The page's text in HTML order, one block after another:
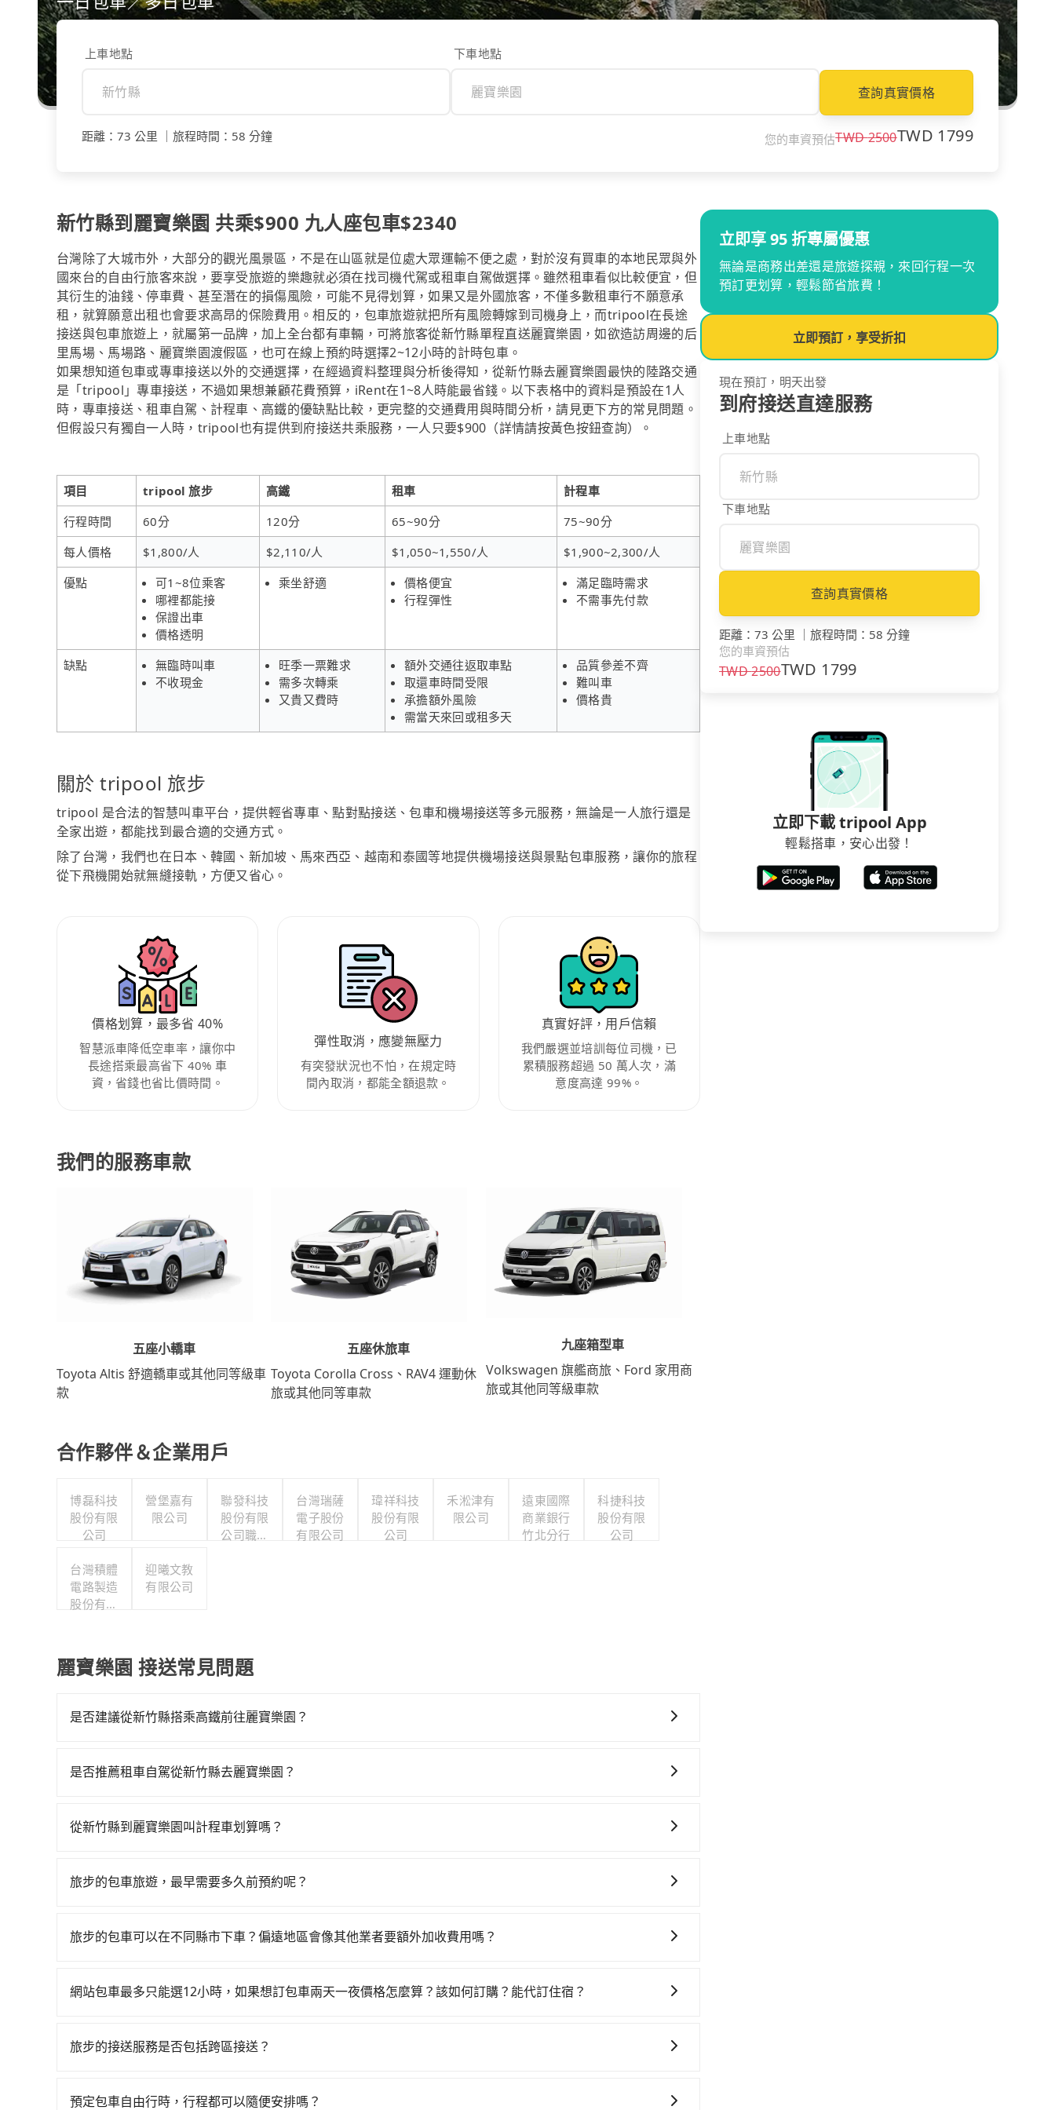
上車地點 下車地點
查詢真實價格
距離 ： 73 公里 旅程時間 ： 58 分鐘 您的車資預估TWD2500TWD 1799
新竹縣到麗寶樂園 共乘$900 九人座包車$2340
台灣除了大城市外，大部分的觀光風景區，不是在山區就是位處大眾運輸不便之處，對於沒有買車的本地民眾與外
國來台的自由行旅客來說，要享受旅遊的樂趣就必須在找司機代駕或租車自駕做選擇。雖然租車看似比較便宜，但
其衍生的油錢、停車費、甚至潛在的損傷風險，可能不見得划算，如果又是外國旅客，不僅多數租車行不願意承
租，就算願意出租也會要求高昂的保險費用。相反的，包車旅遊就把所有風險轉嫁到司機身上，而tripool在長途
接送與包車旅遊上，就屬第一品牌，加上全台都有車輛，可將旅客從新竹縣單程直送麗寶樂園，如欲造訪周邊的后
里馬場、馬場路、麗寶樂園渡假區，也可在線上預約時選擇2~12小時的計時包車。
如果想知道包車或專車接送以外的交通選擇，在經過資料整理與分析後得知，從新竹縣去麗寶樂園最快的陸路交通
是「tripool」專車接送，不過如果想兼顧花費預算，iRent在1~8人時能最省錢。以下表格中的資料是預設在1人
時，專車接送、租車自駕、計程車、高鐵的優缺點比較，更完整的交通費用與時間分析，請見更下方的常見問題。
但假設只有獨自一人時，tripool也有提供到府接送共乘服務，一人只要$900（詳情請按黃色按鈕查詢）。
項目 tripool 旅步 高鐵 租車
計程車
行程時間
60分 120分 65~90分
75~90分
每人價格
$1,800/人 $2,110/人 $1,050~1,550/人
$1,900~2,300/人
優點
可1~8位乘客
哪裡都能接
保證出車
價格透明
乘坐舒適
價格便宜
行程彈性
滿足臨時需求
不需事先付款
缺點
無臨時叫車
不收現金
旺季一票難求
需多次轉乘
又貴又費時
額外交通往返取車點
取還車時間受限
承擔額外風險
需當天來回或租多天
品質參差不齊
難叫車
價格貴
關於 tripool 旅步
tripool 是合法的智慧叫車平台，提供輕省專車、點對點接送、包車和機場接送等多元服務，無論是一人旅行還是
全家出遊，都能找到最合適的交通方式。
除了台灣，我們也在日本、韓國、新加坡、馬來西亞、越南和泰國等地提供機場接送與景點包車服務，讓你的旅程
從下飛機開始就無縫接軌，方便又省心。
價格划算，最多省 40%
智慧派車降低空車率，讓你中
長途搭乘最高省下 40% 車
資，省錢也省比價時間。
彈性取消，應變無壓力
有突發狀況也不怕，在規定時
間內取消，都能全額退款。
真實好評，用戶信賴
我們嚴選並培訓每位司機，已
累積服務超過 50 萬人次，滿
意度高達 99%。
我們的服務車款
五座小轎車
Toyota Altis 舒適轎車或其他同等級車
款
五座休旅車
Toyota Corolla Cross、RAV4 運動休
旅或其他同等車款
九座箱型車
Volkswagen 旗艦商旅、Ford 家用商
旅或其他同等級車款
合作夥伴＆企業用戶
博磊科技
股份有限
公司
營堡嘉有
限公司
聯發科技
股份有限
公司職工
台灣瑞薩
電子股份
有限公司
瑋祥科技
股份有限
公司
禾淞津有
限公司
遠東國際
商業銀行
竹北分行
科捷科技
股份有限
公司
台灣積體
電路製造
股份有限
迎曦文教
有限公司
麗寶樂園 接送常見問題
是否建議從新竹縣搭乘高鐵前往麗寶樂園？
到23:32，新竹-台中一天最多有61班次高鐵可搭乘。假設從新竹縣關西鎮前往最靠近的新竹高鐵站，叫一輛計程
的計程車，搭上小黃後約花40分鐘、車費900元後，抵達麗寶樂園 (台中市后里區) 的目的地。全程加上轉車時間
車接送，則僅需花費約1,800元，費時58分鐘。選擇搭乘高鐵而不預約包車，不僅至少額外負擔310元車資，而
是否推薦租車自駕從新竹縣去麗寶樂園？
天就要來回，那在新竹路邊可隨租隨借的iRent應該是你最便宜選擇。註冊完iRent的app後，可以每小時
時40元路邊停車費用預估進去，但額外的汽車保險與可能的罰單都需自付。再者，和運的iRent只提供最基本的
的車門仍未被修理，每一次租車都好像在開樂透一樣。另外，偶爾也會遇到明明已經預約了時間但上一位用戶卻
點仍有段距離，在遇到下雨天或者載行李時，就顯得非常不便。
從新竹縣到麗寶樂園叫計程車划算嗎？
算，價格約為1,895~2,300元間，但如改預約tripool可省高達$500。但如果你無法提前預約，或偏好臨時叫車，
旅步的包車旅遊，最早需要多久前預約呢？
不妨趁早訂購，享受更划算的價格。
旅步的包車可以在不同縣市下車？偏遠地區會像其他業者要額外加收費用嗎？
用，不會像其他業者那樣收取額外費用。但如果您需要前往的地點屬於高海拔山區等特殊地點，就可能會需要支
網站包車最多只能選12小時，如果想訂包車兩天一夜價格怎麼算？該如何訂購？能代訂住宿？
行程。另外，目前旅步只提供接送服務，暫不提供代訂住宿服務。
旅步的接送服務是否包括跨區接送？
舒適地送達台灣各地的目的地。
預定包車自由行時，行程都可以隨便安排嗎？
立即享 95 折專屬優惠
無論是商務出差還是旅遊探親，來回行程一次
預訂更划算，輕鬆節省旅費！
立即預訂，享受折扣
現在預訂，明天出發
到府接送直達服務
上車地點
下車地點
查詢真實價格
距離 ： 73 公里 ｜ 旅程時間 ： 58 分鐘
您的車資預估
TWD2500TWD 1799
立即下載 tripool App
輕鬆搭車，安心出發！